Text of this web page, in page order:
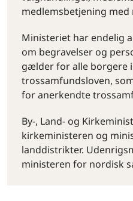
medlemsbetjening med
Ministeriet har endelig
om begravelser og
gælder for alle borgere
trossamfundsloven,
for anerkendte
By-, Land- og
kirkeministeren og
landdistrikter.
ministeren for nordisk